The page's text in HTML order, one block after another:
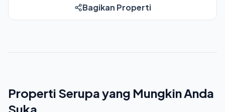
Bagikan Properti
Properti Serupa yang Mungkin Anda
Suka